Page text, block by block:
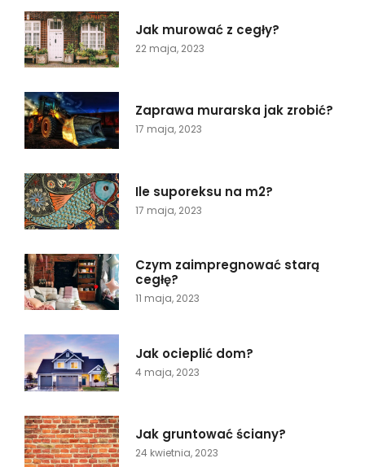
Jak murować z cegły?
22 maja, 2023
Zaprawa murarska jak zrobić?
17 maja, 2023
Ile suporeksu na m2?
17 maja, 2023
Czym zaimpregnować starą
cegłę?
11 maja, 2023
Jak ocieplić dom?
4 maja, 2023
Jak gruntować ściany?
24 kwietnia, 2023